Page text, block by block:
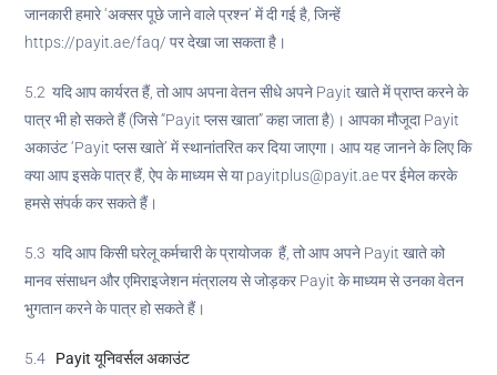
जानकारी हमारे ‘अक्सर पूछे जाने वाले प्रश्न’ में दी गई है, जिन्हें
https://payit.ae/faq/ पर देखा जा सकता है।
5.2 यदि आप कार्यरत हैं, तो आप अपना वेतन सीधे अपने Payit खाते में प्राप्त करने के
पात्र भी हो सकते हैं (जिसे “Payit प्लस खाता” कहा जाता है)। आपका मौजूदा Payit
अकाउंट ‘Payit प्लस खाते’ में स्थानांतरित कर दिया जाएगा। आप यह जानने के लिए कि
क्या आप इसके पात्र हैं, ऐप के माध्यम से या payitplus@payit.ae पर ईमेल करके
हमसे संपर्क कर सकते हैं।
5.3 यदि आप किसी घरेलू कर्मचारी के प्रायोजक हैं, तो आप अपने Payit खाते को
मानव संसाधन और एमिराइजेशन मंत्रालय से जोड़कर Payit के माध्यम से उनका वेतन
भुगतान करने के पात्र हो सकते हैं।
5.4 Payit यूनिवर्सल अकाउंट